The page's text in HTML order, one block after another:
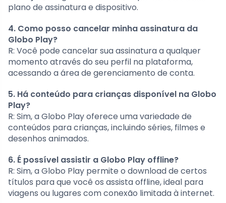
plano de assinatura e dispositivo.
4. Como posso cancelar minha assinatura da
Globo Play?
R: Você pode cancelar sua assinatura a qualquer
momento através do seu perfil na plataforma,
acessando a área de gerenciamento de conta.
5. Há conteúdo para crianças disponível na Globo
Play?
R: Sim, a Globo Play oferece uma variedade de
conteúdos para crianças, incluindo séries, filmes e
desenhos animados.
6. É possível assistir a Globo Play offline?
R: Sim, a Globo Play permite o download de certos
títulos para que você os assista offline, ideal para
viagens ou lugares com conexão limitada à internet.